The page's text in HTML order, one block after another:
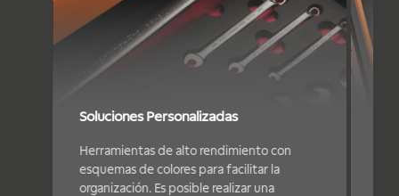
Soluciones Personalizadas
Herramientas de alto rendimiento con
esquemas de colores para facilitar la
organización. Es posible realizar una